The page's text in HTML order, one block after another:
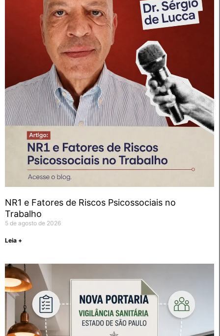
NR1 e Fatores de Riscos Psicossociais no
Trabalho
5 de agosto de 2026
Leia +